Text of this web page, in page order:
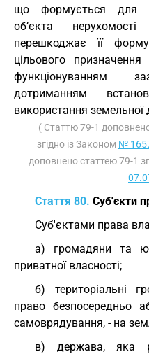
що формується для
об’єкта
перешкоджає її
цільового
функціонуванням
дотриманням
використання земельної
( Статтю 79-1
згідно із Законом №
доповнено статтею 79-1
Стаття 80. Суб'єкти
Суб'єктами права
а) громадяни та
приватної власності;
б) територіальні
право безпосередньо
самоврядування, - на
в) держава, яка